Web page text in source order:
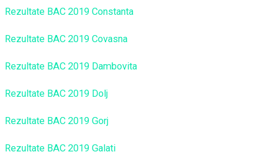
Rezultate BAC 2019 Constanta
Rezultate BAC 2019 Covasna
Rezultate BAC 2019 Dambovita
Rezultate BAC 2019 Dolj
Rezultate BAC 2019 Gorj
Rezultate BAC 2019 Galati